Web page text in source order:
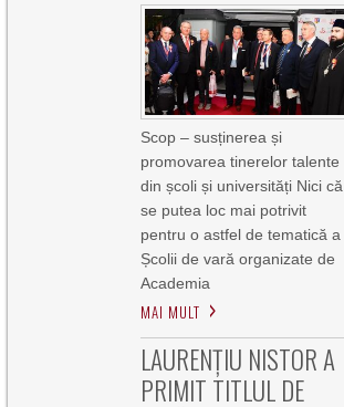
Scop – susținerea și
promovarea tinerelor talente
din școli și universități Nici că
se putea loc mai potrivit
pentru o astfel de tematică a
Școlii de vară organizate de
Academia
MAI MULT
LAURENȚIU NISTOR A
PRIMIT TITLUL DE